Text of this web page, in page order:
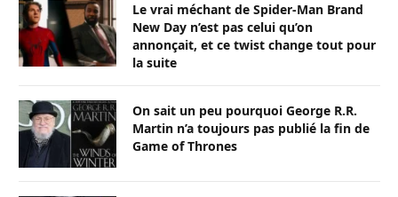
Le vrai méchant de Spider-Man Brand
New Day n’est pas celui qu’on
annonçait, et ce twist change tout pour
la suite
On sait un peu pourquoi George R.R.
Martin n’a toujours pas publié la fin de
Game of Thrones